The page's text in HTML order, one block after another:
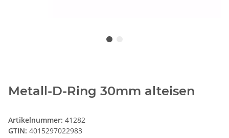
Metall-D-Ring 30mm alteisen
Artikelnummer: 41282
GTIN: 4015297022983